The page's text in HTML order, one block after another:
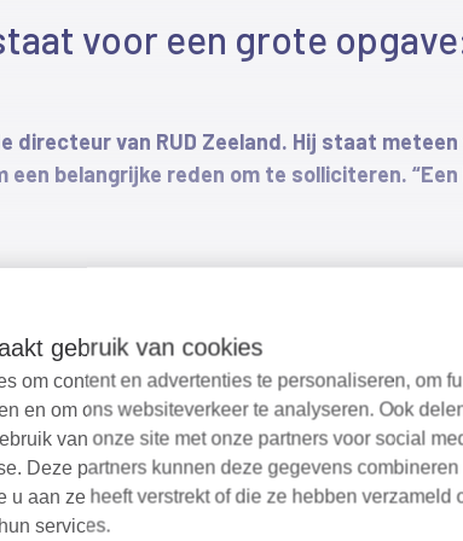
gebruik van cookies
om content en advertenties te personaliseren, om
en om ons websiteverkeer te analyseren. Ook
van onze site met onze partners voor social
Deze partners kunnen deze gegevens combineren
u aan ze heeft verstrekt of die ze hebben verzameld
services.
op basis van
provincie Zeeland.
huisvesting is
meer duidelijkheid
informatie op een
onze collega’s Willy
vaste dienst. Maar
voor een grote
directeur van RUD Zeeland. Hij staat
een belangrijke reden om te solliciteren.
genoemd worden. Terwijl onze organisatie
die reed al best hard”, lacht hij. Hij liet zich
aanpak van de directeur. Hij weet wat er
organisatie voor staat sinds de oprichting.
betekent bijvoorbeeld groeien om alle taken